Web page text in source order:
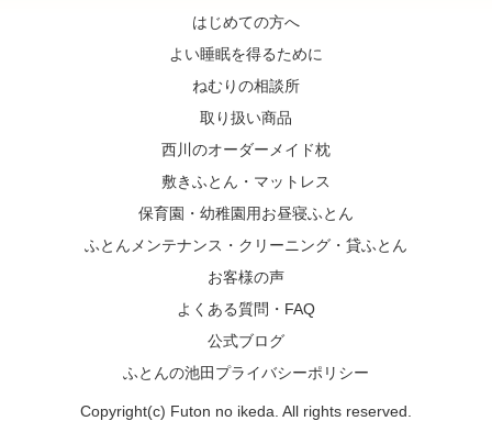
はじめての方へ
よい睡眠を得るために
ねむりの相談所
取り扱い商品
西川のオーダーメイド枕
敷きふとん・マットレス
保育園・幼稚園用お昼寝ふとん
ふとんメンテナンス・クリーニング・貸ふとん
お客様の声
よくある質問・FAQ
公式ブログ
ふとんの池田プライバシーポリシー
Copyright(c) Futon no ikeda. All rights reserved.